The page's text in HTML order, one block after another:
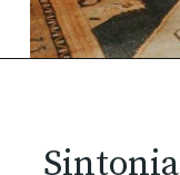
Sintonia